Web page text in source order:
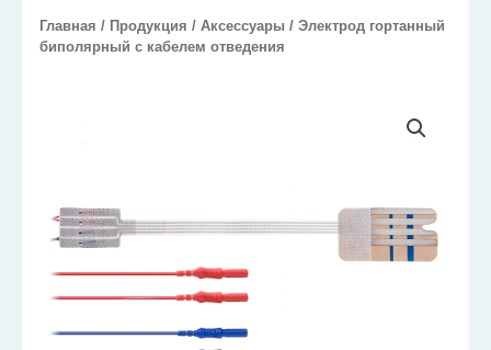
Главная / Продукция / Аксессуары / Электрод гортанный
биполярный с кабелем отведения